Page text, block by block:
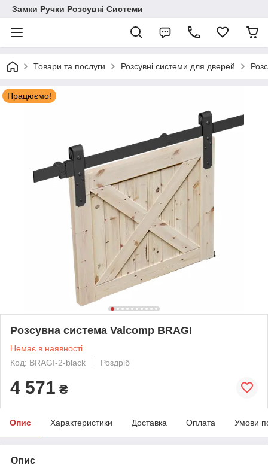
Замки Ручки Розсувні Системи
Товари та послуги Розсувні системи для дверей
Працюємо!
Розсувна система Valcomp BRAGI
Немає в наявності
Код: BRAGI-2-black
Роздріб
4 571 ₴
Опис Характеристики Доставка Оплата Умови
Опис